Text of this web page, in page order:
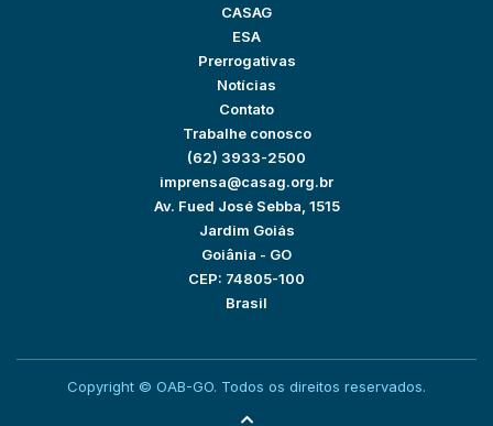
CASAG
ESA
Prerrogativas
Notícias
Contato
Trabalhe conosco
(62) 3933-2500
imprensa@casag.org.br
Av. Fued José Sebba, 1515
Jardim Goiás
Goiânia - GO
CEP: 74805-100
Brasil
Copyright © OAB-GO. Todos os direitos reservados.